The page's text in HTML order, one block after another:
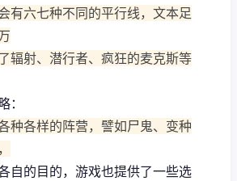
有六七种不同的平行线，文本足
辐射、潜行者、疯狂的麦克斯等
：
种各样的阵营，譬如尸鬼、变种
自的目的，游戏也提供了一些选